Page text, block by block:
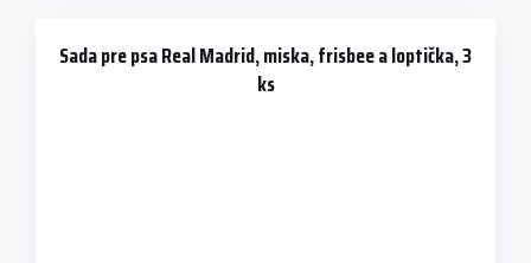
Sada pre psa Real Madrid, miska, frisbee a loptička, 3
ks